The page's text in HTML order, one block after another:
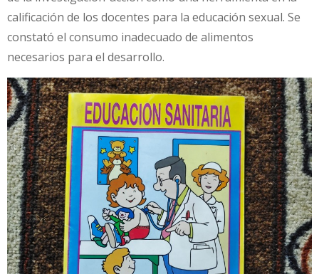
calificación de los docentes para la educación sexual. Se
constató el consumo inadecuado de alimentos
necesarios para el desarrollo.